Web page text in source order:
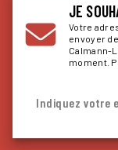
JE
Votre
envoyer
Calmann-
moment.
Indiquez votre